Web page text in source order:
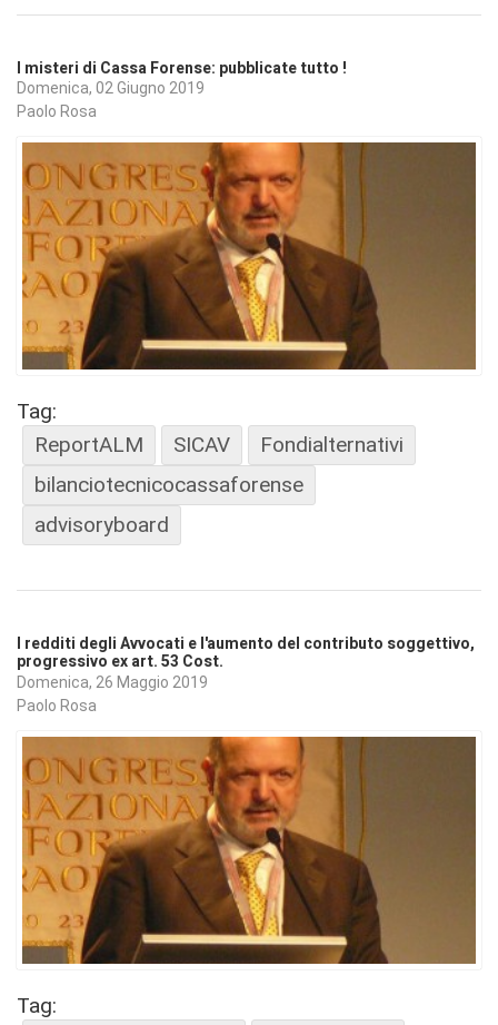
I misteri di Cassa Forense: pubblicate tutto !
Domenica, 02 Giugno 2019
Paolo Rosa
Tag:
ReportALM
SICAV
Fondialternativi
bilanciotecnicocassaforense
advisoryboard
I redditi degli Avvocati e l'aumento del contributo soggettivo,
progressivo ex art. 53 Cost.
Domenica, 26 Maggio 2019
Paolo Rosa
Tag: